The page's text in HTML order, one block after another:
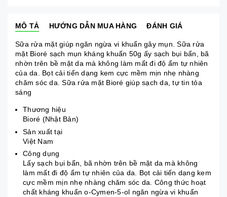
MÔ TẢ HƯỚNG DẪN MUA HÀNG ĐÁNH GIÁ
Sữa rửa mặt giúp ngăn ngừa vi khuẩn gây mụn. Sữa rửa
mặt Bioré sạch mụn kháng khuẩn 50g ấy sạch bụi bẩn, bã
nhờn trên bề mặt da mà không làm mất đi độ ẩm tự nhiên
của da. Bọt cải tiến dạng kem cực mềm mịn nhẹ nhàng
chăm sóc da. Sữa rửa mặt Bioré giúp sạch da, tự tin tỏa
sáng
Thương hiệu
Bioré (Nhật Bản)
Sản xuất tại
Việt Nam
Công dụng
Lấy sạch bụi bẩn, bã nhờn trên bề mặt da mà không
làm mất đi độ ẩm tự nhiên của da. Bọt cải tiến dạng kem
cực mềm mịn nhẹ nhàng chăm sóc da. Công thức hoạt
chất kháng khuẩn o-Cymen-5-ol ngăn ngừa vi khuẩn